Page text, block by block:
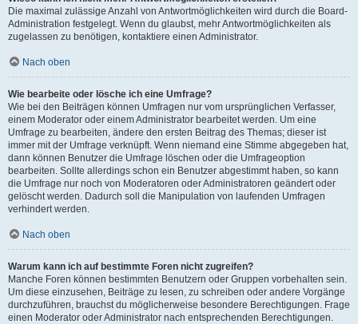
Die maximal zulässige Anzahl von Antwortmöglichkeiten wird durch die Board-
Administration festgelegt. Wenn du glaubst, mehr Antwortmöglichkeiten als
zugelassen zu benötigen, kontaktiere einen Administrator.
Nach oben
Wie bearbeite oder lösche ich eine Umfrage?
Wie bei den Beiträgen können Umfragen nur vom ursprünglichen Verfasser,
einem Moderator oder einem Administrator bearbeitet werden. Um eine
Umfrage zu bearbeiten, ändere den ersten Beitrag des Themas; dieser ist
immer mit der Umfrage verknüpft. Wenn niemand eine Stimme abgegeben hat,
dann können Benutzer die Umfrage löschen oder die Umfrageoption
bearbeiten. Sollte allerdings schon ein Benutzer abgestimmt haben, so kann
die Umfrage nur noch von Moderatoren oder Administratoren geändert oder
gelöscht werden. Dadurch soll die Manipulation von laufenden Umfragen
verhindert werden.
Nach oben
Warum kann ich auf bestimmte Foren nicht zugreifen?
Manche Foren können bestimmten Benutzern oder Gruppen vorbehalten sein.
Um diese einzusehen, Beiträge zu lesen, zu schreiben oder andere Vorgänge
durchzuführen, brauchst du möglicherweise besondere Berechtigungen. Frage
einen Moderator oder Administrator nach entsprechenden Berechtigungen.